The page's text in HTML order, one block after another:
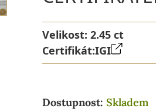
Velikost: 2.45 ct
Certifikát:IGI
Dostupnost: Skladem